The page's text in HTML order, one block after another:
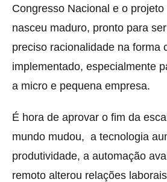
Congresso Nacional e o
nasceu maduro, pronto para
preciso racionalidade na forma
implementado, especialmente
a micro e pequena empresa.
É hora de aprovar o fim da
mundo mudou, a tecnologia
produtividade, a automação
remoto alterou relações